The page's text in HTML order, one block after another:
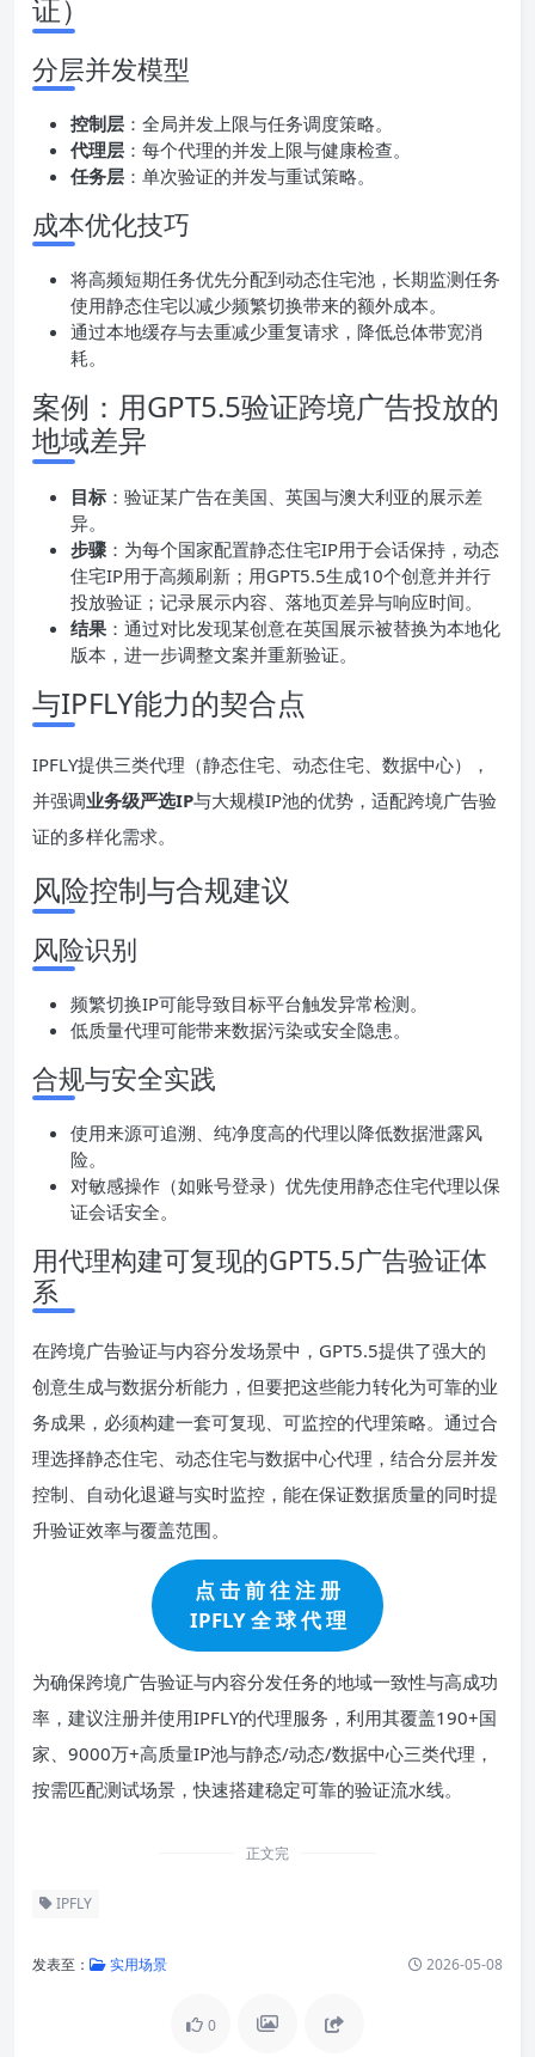
证）
分层并发模型
控制层 ：全局并发上限与任务调度策略。
代理层 ：每个代理的并发上限与健康检查。
任务层 ：单次验证的并发与重试策略。
成本优化技巧
将高频短期任务优先分配到动态住宅池，长期监测任务
使用静态住宅以减少频繁切换带来的额外成本。
通过本地缓存与去重减少重复请求，降低总体带宽消
耗。
案例：用GPT5.5验证跨境广告投放的
地域差异
目标 ：验证某广告在美国、英国与澳大利亚的展示差
异。
步骤 ：为每个国家配置静态住宅IP用于会话保持，动态
住宅IP用于高频刷新；用GPT5.5生成10个创意并并行
投放验证；记录展示内容、落地页差异与响应时间。
结果 ：通过对比发现某创意在英国展示被替换为本地化
版本，进一步调整文案并重新验证。
与IPFLY能力的契合点
IPFLY提供三类代理（静态住宅、动态住宅、数据中心），
并强调业务级严选IP与大规模IP池的优势，适配跨境广告验
证的多样化需求。
风险控制与合规建议
风险识别
频繁切换IP可能导致目标平台触发异常检测。
低质量代理可能带来数据污染或安全隐患。
合规与安全实践
使用来源可追溯、纯净度高的代理以降低数据泄露风
险。
对敏感操作（如账号登录）优先使用静态住宅代理以保
证会话安全。
用代理构建可复现的GPT5.5广告验证体
系
在跨境广告验证与内容分发场景中，GPT5.5提供了强大的
创意生成与数据分析能力，但要把这些能力转化为可靠的业
务成果，必须构建一套可复现、可监控的代理策略。通过合
理选择静态住宅、动态住宅与数据中心代理，结合分层并发
控制、自动化退避与实时监控，能在保证数据质量的同时提
升验证效率与覆盖范围。
点 击 前 往 注 册
IPFLY 全 球 代 理
为确保跨境广告验证与内容分发任务的地域一致性与高成功
率，建议注册并使用IPFLY的代理服务，利用其覆盖190+国
家、9000万+高质量IP池与静态/动态/数据中心三类代理，
按需匹配测试场景，快速搭建稳定可靠的验证流水线。
正文完
IPFLY
发表至： 实用场景 2026-05-08
0